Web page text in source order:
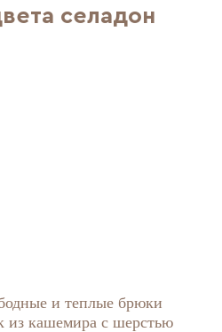
селадон
и теплые брюки
из кашемира с шерстью